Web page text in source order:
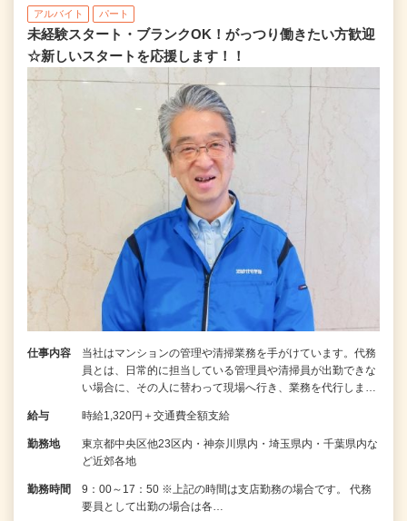
アルバイト パート
未経験スタート・ブランクOK！がっつり働きたい方歓迎
☆新しいスタートを応援します！！
仕事内容
当社はマンションの管理や清掃業務を手がけています。代務
員とは、日常的に担当している管理員や清掃員が出勤できな
い場合に、その人に替わって現場へ行き、業務を代行しま…
給与 時給1,320円＋交通費全額支給
勤務地
東京都中央区他23区内・神奈川県内・埼玉県内・千葉県内な
ど近郊各地
勤務時間
9：00～17：50 ※上記の時間は支店勤務の場合です。 代務
要員として出勤の場合は各…